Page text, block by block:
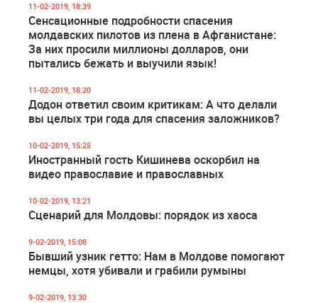
11-02-2019, 18:39
Сенсационные подробности спасения
молдавских пилотов из плена в Афганистане:
За них просили миллионы долларов, они
пытались бежать и выучили язык!
11-02-2019, 18:20
Додон ответил своим критикам: А что делали
вы целых три года для спасения заложников?
10-02-2019, 15:25
Иностранный гость Кишинева оскорбил на
видео православие и православных
10-02-2019, 13:21
Сценарий для Молдовы: порядок из хаоса
9-02-2019, 15:08
Бывший узник гетто: Нам в Молдове помогают
немцы, хотя убивали и грабили румыны
9-02-2019, 13:30